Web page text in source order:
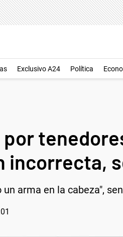
Exclusivo A24 Política
incorrecta,
un arma en la cabeza",